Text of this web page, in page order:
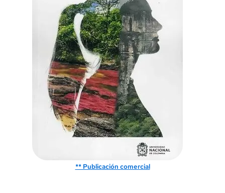
** Publicación comercial